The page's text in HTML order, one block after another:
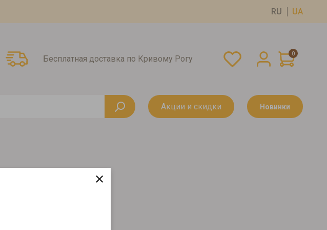
×
RU UA
Бесплатная доставка по Кривому Рогу
0
Акции и скидки Новинки